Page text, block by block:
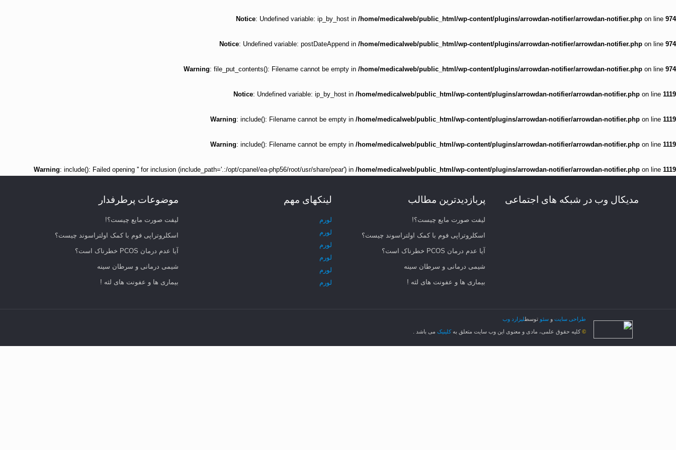
Notice: Undefined variable: ip_by_host in /home/medicalweb/public_html/wp-content/plugins/arrowdan-notifier/arrowdan-notifier.php on line 974
Notice: Undefined variable: postDateAppend in /home/medicalweb/public_html/wp-content/plugins/arrowdan-notifier/arrowdan-notifier.php on line 974
Warning: file_put_contents(): Filename cannot be empty in /home/medicalweb/public_html/wp-content/plugins/arrowdan-notifier/arrowdan-notifier.php on line 974
Notice: Undefined variable: ip_by_host in /home/medicalweb/public_html/wp-content/plugins/arrowdan-notifier/arrowdan-notifier.php on line 1119
Warning: include(): Filename cannot be empty in /home/medicalweb/public_html/wp-content/plugins/arrowdan-notifier/arrowdan-notifier.php on line 1119
Warning: include(): Filename cannot be empty in /home/medicalweb/public_html/wp-content/plugins/arrowdan-notifier/arrowdan-notifier.php on line 1119
Warning: include(): Failed opening '' for inclusion (include_path='.:/opt/cpanel/ea-php56/root/usr/share/pear') in /home/medicalweb/public_html/wp-content/plugins/arrowdan-notifier/arrowdan-notifier.php on line 1119
موضوعات پرطرفدار
لیفت صورت مایع چیست؟!
اسکلروتراپی فوم با کمک اولتراسوند چیست؟
آیا عدم درمان PCOS خطرناک است؟
شیمی درمانی و سرطان سینه
بیماری ها و عفونت های لثه !
لینکهای مهم
لورم
لورم
لورم
لورم
لورم
لورم
پربازدیدترین مطالب
لیفت صورت مایع چیست؟!
اسکلروتراپی فوم با کمک اولتراسوند چیست؟
آیا عدم درمان PCOS خطرناک است؟
شیمی درمانی و سرطان سینه
بیماری ها و عفونت های لثه !
مدیکال وب در شبکه های اجتماعی
طراحی سایت وسئو توسطلیزارد وب
©کلیه حقوق علمی، مادی و معنوی این وب سایت متعلق بهکلینیک می باشد .